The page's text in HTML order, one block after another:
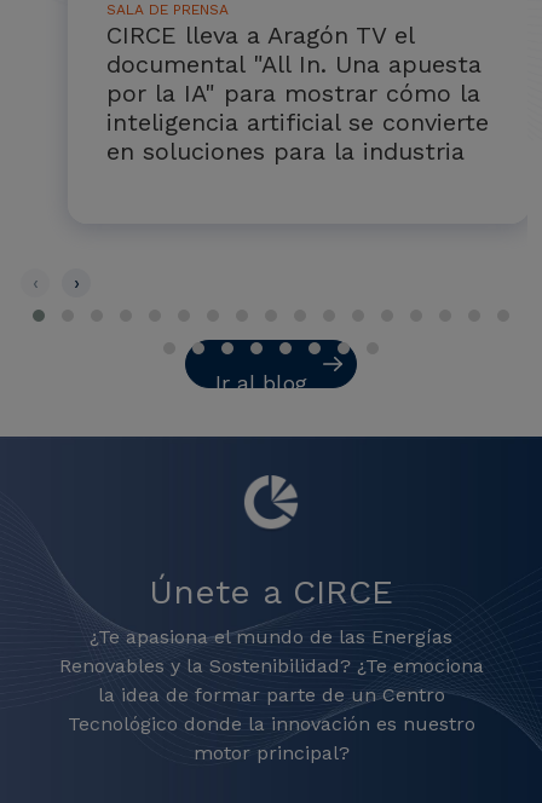
SALA DE PRENSA
CIRCE lleva a Aragón TV el
documental "All In. Una apuesta
por la IA" para mostrar cómo la
inteligencia artificial se convierte
en soluciones para la industria
‹ ›
Ir al blog
Únete a CIRCE
¿Te apasiona el mundo de las Energías
Renovables y la Sostenibilidad? ¿Te emociona
la idea de formar parte de un Centro
Tecnológico donde la innovación es nuestro
motor principal?